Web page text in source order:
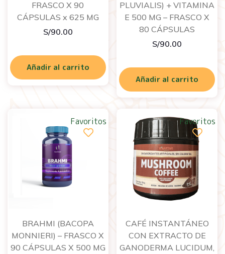
FRASCO X 90
CÁPSULAS x 625 MG
S/90.00
Añadir al carrito
PLUVIALIS) + VITAMINA
E 500 MG – FRASCO X
80 CÁPSULAS
S/90.00
Añadir al carrito
BRAHMI (BACOPA
MONNIERI) – FRASCO X
90 CÁPSULAS X 500 MG
Favoritos
CAFÉ INSTANTÁNEO
CON EXTRACTO DE
GANODERMA LUCIDUM,
Favoritos